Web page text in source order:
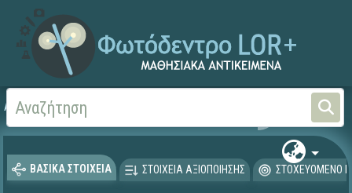
Αρχική Άλλες
ΒΑΣΙΚΑ ΣΤΟΙΧΕΙΑ ΣΤΟΙΧΕΙΑ ΑΞΙΟΠΟΙΗΣΗΣ ΣΤΟΧΕΥΟΜΕΝΟ